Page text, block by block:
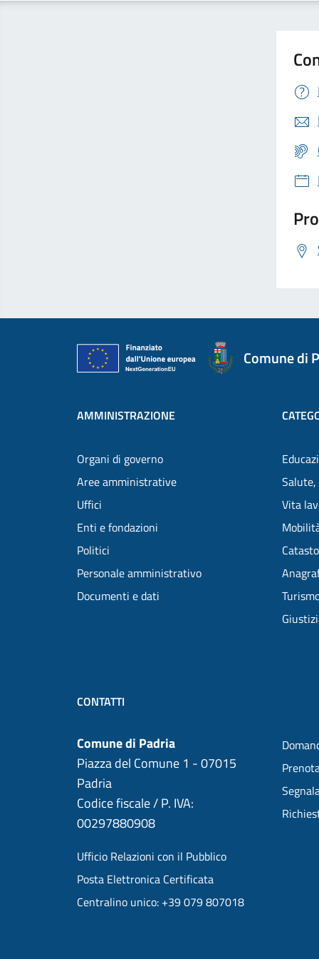
Comune di
AMMINISTRAZIONE
Organi di governo
Aree amministrative
Uffici
Enti e fondazioni
Politici
Personale amministrativo
Documenti e dati
Salute,
Vita
CONTATTI
Comune di Padria
Piazza del Comune 1 - 07015
Padria
Codice fiscale / P. IVA:
00297880908
Ufficio Relazioni con il Pubblico
Posta Elettronica Certificata
Centralino unico: +39 079 807018